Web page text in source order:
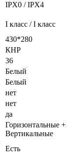
IPX0 / IPX4
I класс / I класс
430*280
КНР
36
Белый
Белый
нет
нет
да
Горизонтальные +
Вертикальные
Есть